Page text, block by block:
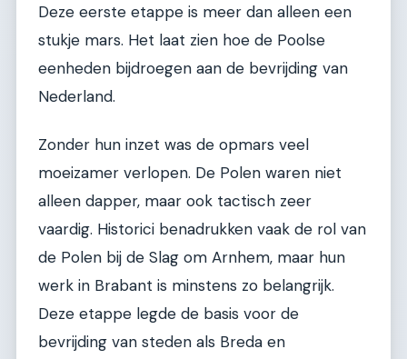
Deze eerste etappe is meer dan alleen een
stukje mars. Het laat zien hoe de Poolse
eenheden bijdroegen aan de bevrijding van
Nederland.
Zonder hun inzet was de opmars veel
moeizamer verlopen. De Polen waren niet
alleen dapper, maar ook tactisch zeer
vaardig. Historici benadrukken vaak de rol van
de Polen bij de Slag om Arnhem, maar hun
werk in Brabant is minstens zo belangrijk.
Deze etappe legde de basis voor de
bevrijding van steden als Breda en